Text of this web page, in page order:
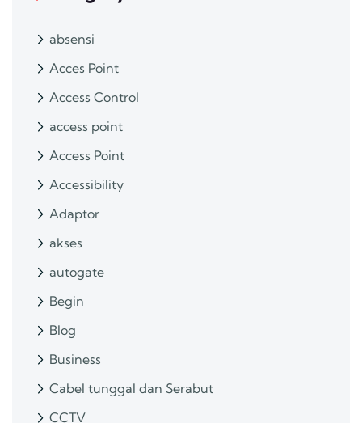
absensi
Acces Point
Access Control
access point
Access Point
Accessibility
Adaptor
akses
autogate
Begin
Blog
Business
Cabel tunggal dan Serabut
CCTV